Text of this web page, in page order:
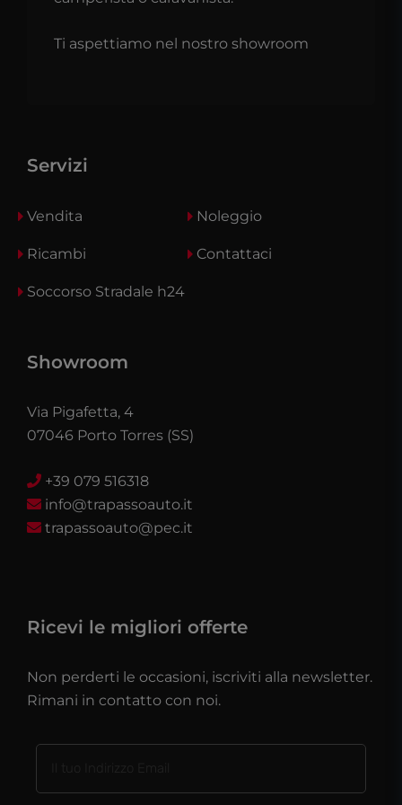
Ti aspettiamo nel nostro showroom
Servizi
Vendita Noleggio
Ricambi Contattaci
Soccorso Stradale h24
Showroom
Via Pigafetta, 4
07046 Porto Torres (SS)
+39 079 516318
info@trapassoauto.it
trapassoauto@pec.it
Ricevi le migliori offerte
Non perderti le occasioni, iscriviti alla newsletter.
Rimani in contatto con noi.